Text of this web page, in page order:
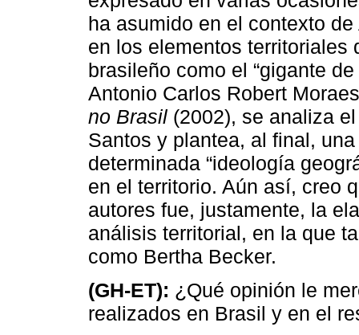
ha asumido en el contexto
en los elementos
brasileño como el “gigante
Antonio Carlos Robert
no Brasil (2002), se analiza
Santos y plantea, al final,
determinada “ideología
en el territorio. Aún así, creo
autores fue, justamente, la
análisis territorial, en la que
como Bertha Becker.
(GH-ET): ¿Qué opinión le
realizados en Brasil y en el